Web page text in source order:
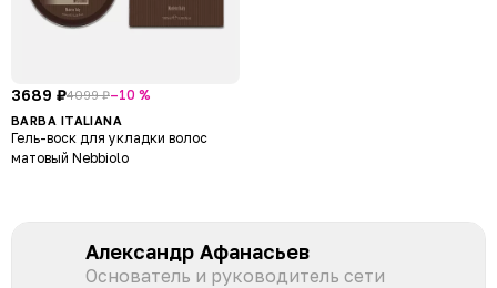
3689 ₽4099 ₽–10 %
BARBA ITALIANA
Гель-воск для укладки волос
матовый Nebbiolo
Александр Афанасьев
Основатель и руководитель сети